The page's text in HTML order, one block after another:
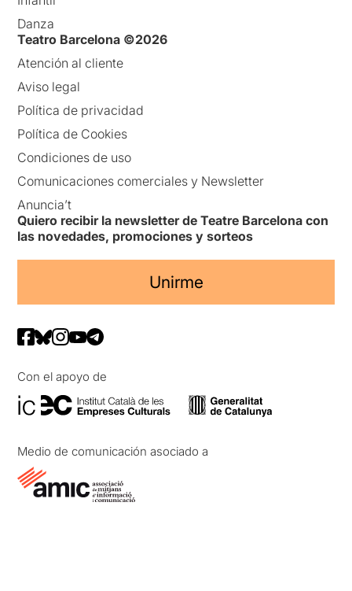
Danza
Teatro Barcelona ©2026
Atención al cliente
Aviso legal
Política de privacidad
Política de Cookies
Condiciones de uso
Comunicaciones comerciales y Newsletter
Anuncia’t
Quiero recibir la newsletter de Teatre Barcelona con
las novedades, promociones y sorteos
Unirme
Con el apoyo de
Medio de comunicación asociado a